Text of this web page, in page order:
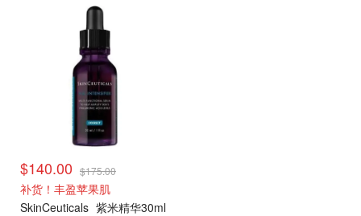
$140.00 $175.00
补货！丰盈苹果肌
SkinCeuticals 紫米精华30ml